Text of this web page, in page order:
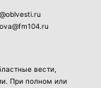
вести,
При полном или